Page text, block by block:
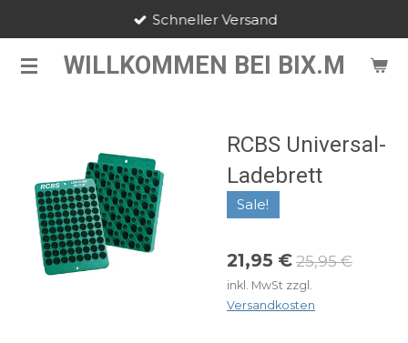
springen WILLKOMMEN BEI BIX.M
Schneller Versand
RCBS Universal-
Ladebrett
Sale!
21,95 € 25,95 €
inkl. MwSt zzgl.
Versandkosten